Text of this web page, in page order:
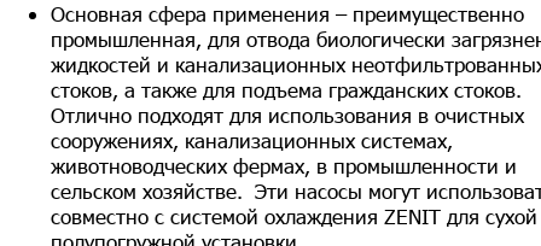
Основная сфера применения – преимущественно
промышленная, для отвода биологически
жидкостей и канализационных
стоков, а также для подъема гражданских стоков.
Отлично подходят для использования в очистных
сооружениях, канализационных системах,
животноводческих фермах, в промышленности и
сельском хозяйстве. Эти насосы могут
совместно с системой охлаждения ZENIT для